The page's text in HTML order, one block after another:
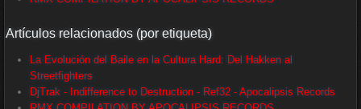
Artículos relacionados (por etiqueta)
La Evolución del Baile en la Cultura Hard: Del Hakken al
Streetfighters
DjTrak - Indifference to Destruction - Ref32 - Apocalipsis Records